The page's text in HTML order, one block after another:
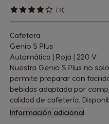
(18)
Cafetera
Genio S Plus
Automática | Roja | 220 V
Nuestra Genio S Plus no
permite preparar con
bebidas adaptada por
calidad de cafetería.
Información adicional